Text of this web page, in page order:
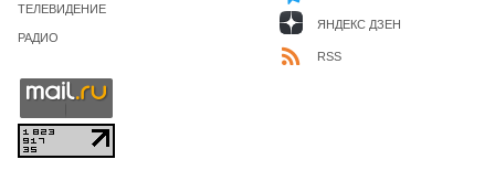
ТЕЛЕВИДЕНИЕ
РАДИО
ЯНДЕКС ДЗЕН
RSS